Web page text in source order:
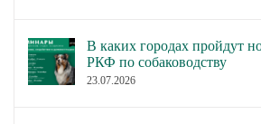
В каких городах пройдут
РКФ по собаководству
23.07.2026